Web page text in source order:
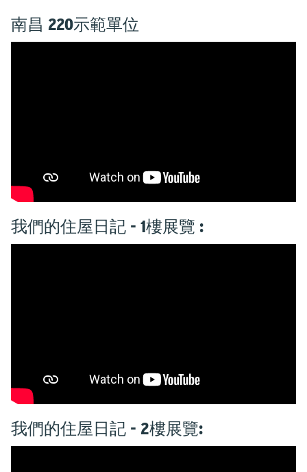
南昌 220示範單位
我們的住屋日記 - 1樓展覽 :
我們的住屋日記 - 2樓展覽: